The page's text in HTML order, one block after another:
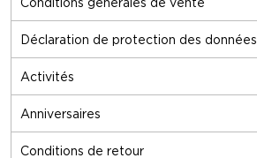
Déclaration de protection des données
Activités
Anniversaires
Conditions de retour